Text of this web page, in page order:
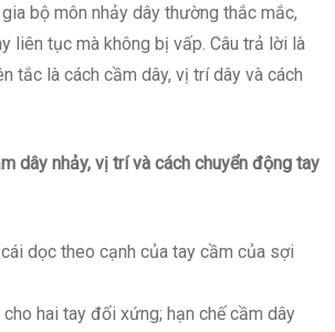
bộ môn nhảy dây thường thắc mắc,
liên tục mà không bị vấp. Câu trả lời là
tắc là cách cầm dây, vị trí dây và cách
dây nhảy, vị trí và cách chuyển động tay
dọc theo cạnh của tay cầm của sợi
hai tay đối xứng; hạn chế cầm dây